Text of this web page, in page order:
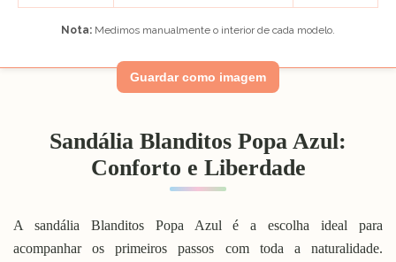
Nota: Medimos manualmente o interior de cada modelo.
Guardar como imagem
Sandália Blanditos Popa Azul:
Conforto e Liberdade
A sandália Blanditos Popa Azul é a escolha ideal para
acompanhar os primeiros passos com toda a naturalidade.